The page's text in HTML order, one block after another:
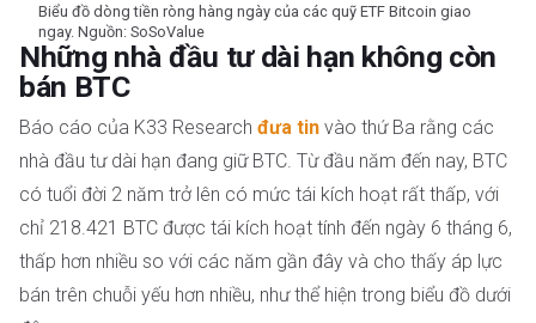
Biểu đồ dòng tiền ròng hàng ngày của các quỹ ETF Bitcoin giao
ngay. Nguồn: SoSoValue
Những nhà đầu tư dài hạn không còn
bán BTC
Báo cáo của K33 Research đưa tin vào thứ Ba rằng các
nhà đầu tư dài hạn đang giữ BTC. Từ đầu năm đến nay, BTC
có tuổi đời 2 năm trở lên có mức tái kích hoạt rất thấp, với
chỉ 218.421 BTC được tái kích hoạt tính đến ngày 6 tháng 6,
thấp hơn nhiều so với các năm gần đây và cho thấy áp lực
bán trên chuỗi yếu hơn nhiều, như thể hiện trong biểu đồ dưới